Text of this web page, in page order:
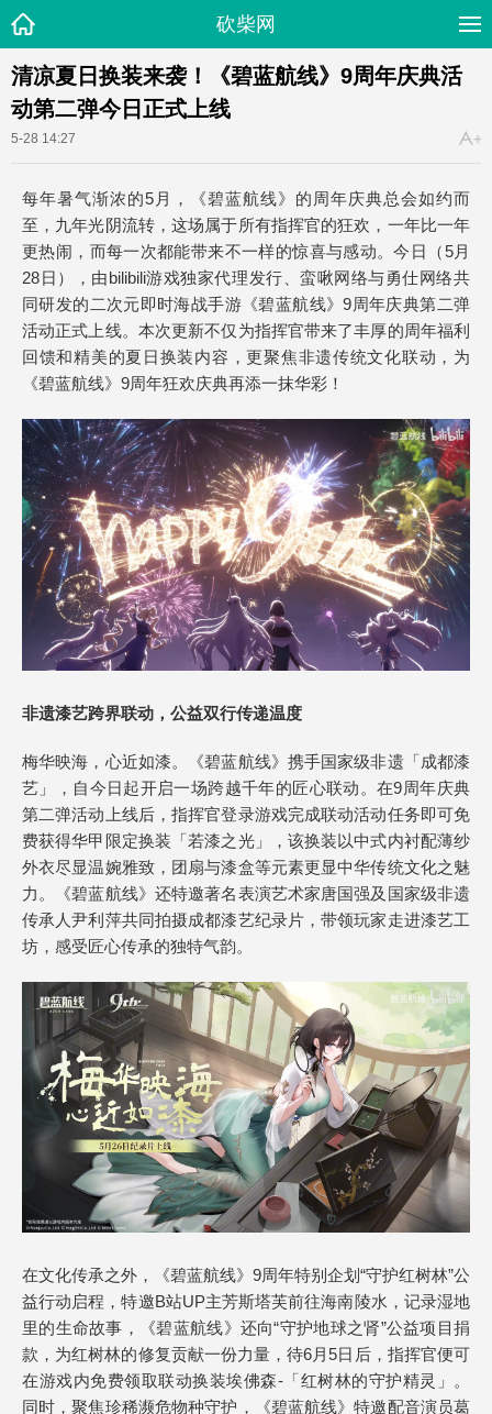
砍柴网
清凉夏日换装来袭！《碧蓝航线》9周年庆典活
动第二弹今日正式上线
5-28 14:27
每年暑气渐浓的5月，《碧蓝航线》的周年庆典总会如约而
至，九年光阴流转，这场属于所有指挥官的狂欢，一年比一年
更热闹，而每一次都能带来不一样的惊喜与感动。今日（5月
28日），由bilibili游戏独家代理发行、蛮啾网络与勇仕网络共
同研发的二次元即时海战手游《碧蓝航线》9周年庆典第二弹
活动正式上线。本次更新不仅为指挥官带来了丰厚的周年福利
回馈和精美的夏日换装内容，更聚焦非遗传统文化联动，为
《碧蓝航线》9周年狂欢庆典再添一抹华彩！
非遗漆艺跨界联动，公益双行传递温度
梅华映海，心近如漆。《碧蓝航线》携手国家级非遗「成都漆
艺」，自今日起开启一场跨越千年的匠心联动。在9周年庆典
第二弹活动上线后，指挥官登录游戏完成联动活动任务即可免
费获得华甲限定换装「若漆之光」，该换装以中式内衬配薄纱
外衣尽显温婉雅致，团扇与漆盒等元素更显中华传统文化之魅
力。《碧蓝航线》还特邀著名表演艺术家唐国强及国家级非遗
传承人尹利萍共同拍摄成都漆艺纪录片，带领玩家走进漆艺工
坊，感受匠心传承的独特气韵。
在文化传承之外，《碧蓝航线》9周年特别企划“守护红树林”公
益行动启程，特邀B站UP主芳斯塔芙前往海南陵水，记录湿地
里的生命故事，《碧蓝航线》还向“守护地球之肾”公益项目捐
款，为红树林的修复贡献一份力量，待6月5日后，指挥官便可
在游戏内免费领取联动换装埃佛森-「红树林的守护精灵」。
同时，聚焦珍稀濒危物种守护，《碧蓝航线》特邀配音演员葛